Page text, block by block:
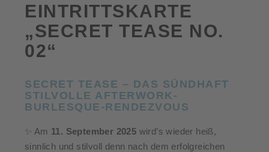
EINTRITTSKARTE
„SECRET TEASE NO.
02“
SECRET TEASE – DAS SÜNDHAFT
STILVOLLE AFTERWORK-
BURLESQUE-RENDEZVOUS
✨ Am 11. September 2025 wird’s wieder heiß,
sinnlich und stilvoll denn nach dem erfolgreichen